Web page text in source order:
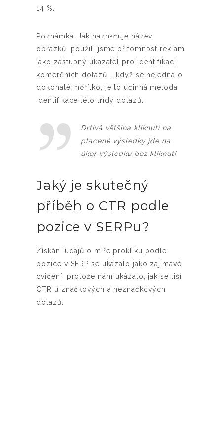
14 %.
Poznámka: Jak naznačuje název
obrázků, použili jsme přítomnost reklam
jako zástupný ukazatel pro identifikaci
komerčních dotazů. I když se nejedná o
dokonalé měřítko, je to účinná metoda
identifikace této třídy dotazů.
Drtivá většina kliknutí na
placené výsledky jde na
úkor výsledků bez kliknutí.
Jaký je skutečný
příběh o CTR podle
pozice v SERPu?
Získání údajů o míře prokliku podle
pozice v SERP se ukázalo jako zajímavé
cvičení, protože nám ukázalo, jak se liší
CTR u značkových a neznačkových
dotazů: